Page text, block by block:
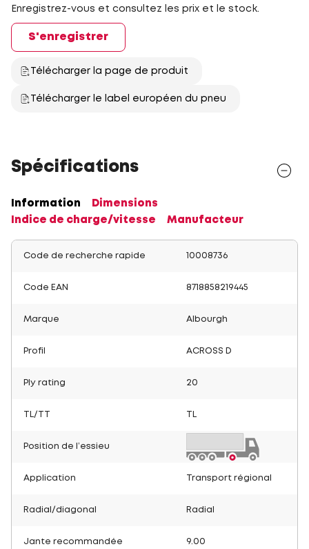
Enregistrez-vous et consultez les prix et le stock.
S'enregistrer
Télécharger la page de produit
Télécharger le label européen du pneu
Spécifications
Information
Dimensions
Indice de charge/vitesse
Manufacteur
Code de recherche rapide 10008736
Code EAN 8718858219445
Marque Albourgh
Profil ACROSS D
Ply rating 20
TL/TT
Position de l’essieu
Application Transport régional
Radial/diagonal Radial
Jante recommandée 9.00